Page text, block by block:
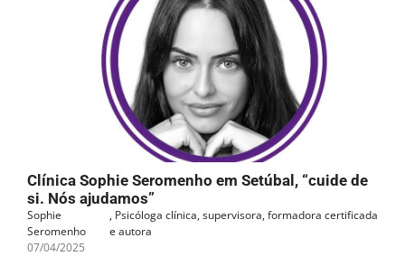
Clínica Sophie Seromenho em Setúbal, “cuide de
si. Nós ajudamos”
Sophie
Seromenho
, Psicóloga clínica, supervisora, formadora certificada
e autora
07/04/2025